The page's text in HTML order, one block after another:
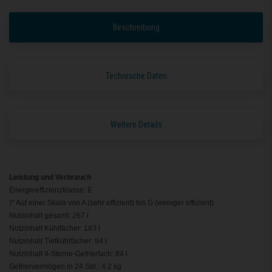
Beschreibung
Technische Daten
Weitere Details
Leistung und Verbrauch
Energieeffizienzklasse: E
)* Auf einer Skala von A (sehr effizient) bis G (weniger effizient)
Nutzinhalt gesamt: 267 l
Nutzinhalt Kühlfächer: 183 l
Nutzinhalt Tiefkühlfächer: 84 l
Nutzinhalt 4-Sterne-Gefrierfach: 84 l
Gefriervermögen in 24 Std.: 4.2 kg